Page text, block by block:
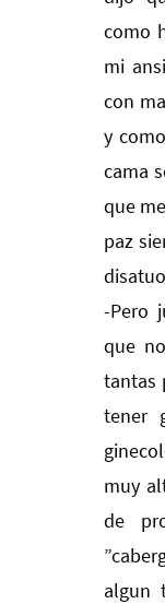
como
mi
con
y
cama
que
paz
-Pero
que
tantas
tener
muy
de
algun